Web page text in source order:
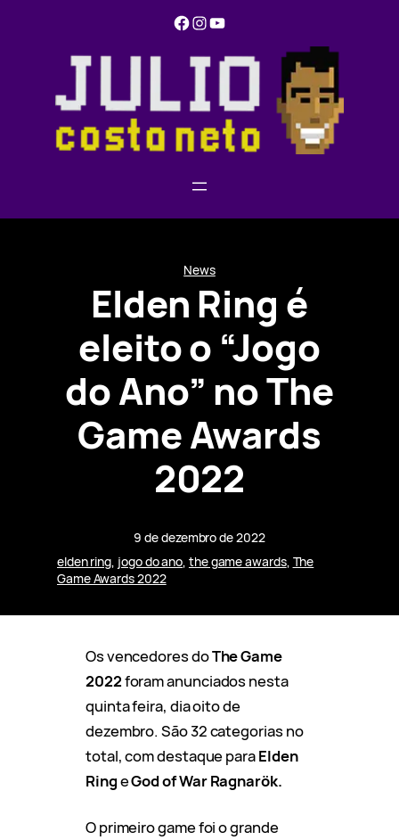
Facebook Instagram YouTube
News
Elden Ring é
eleito o “Jogo
do Ano” no The
Game Awards
2022
9 de dezembro de 2022
elden ring, jogo do ano, the game awards, The
Game Awards 2022
Os vencedores doThe Game
2022foram anunciados nesta
quinta feira, dia oito de
dezembro. São 32 categorias no
total, com destaque paraElden
RingeGod ofWar Ragnarök.
O primeiro game foi o grande